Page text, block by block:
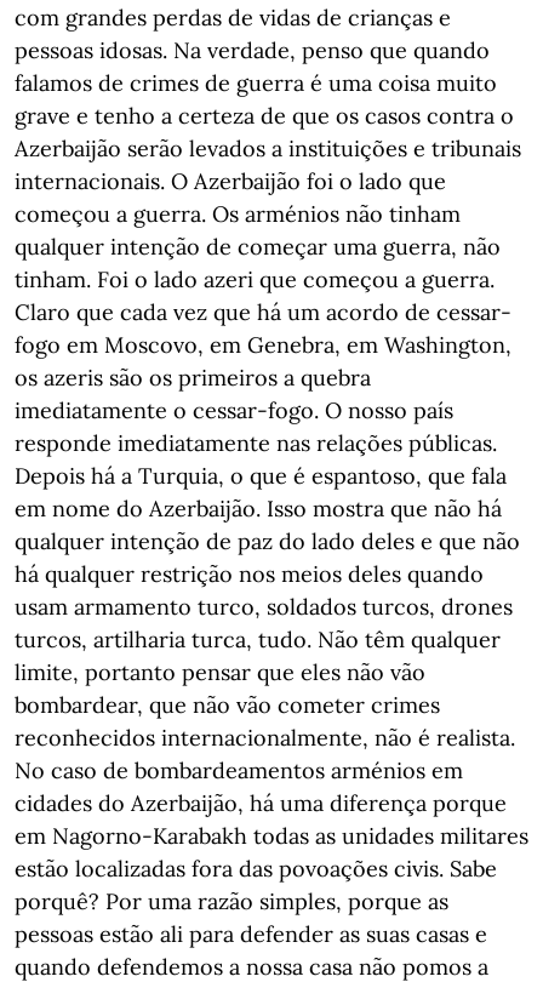
com grandes perdas de vidas de crianças e
pessoas idosas. Na verdade, penso que quando
falamos de crimes de guerra é uma coisa muito
grave e tenho a certeza de que os casos contra o
Azerbaijão serão levados a instituições e tribunais
internacionais. O Azerbaijão foi o lado que
começou a guerra. Os arménios não tinham
qualquer intenção de começar uma guerra, não
tinham. Foi o lado azeri que começou a guerra.
Claro que cada vez que há um acordo de cessar-
fogo em Moscovo, em Genebra, em Washington,
os azeris são os primeiros a quebra
imediatamente o cessar-fogo. O nosso país
responde imediatamente nas relações públicas.
Depois há a Turquia, o que é espantoso, que fala
em nome do Azerbaijão. Isso mostra que não há
qualquer intenção de paz do lado deles e que não
há qualquer restrição nos meios deles quando
usam armamento turco, soldados turcos, drones
turcos, artilharia turca, tudo. Não têm qualquer
limite, portanto pensar que eles não vão
bombardear, que não vão cometer crimes
reconhecidos internacionalmente, não é realista.
No caso de bombardeamentos arménios em
cidades do Azerbaijão, há uma diferença porque
em Nagorno-Karabakh todas as unidades militares
estão localizadas fora das povoações civis. Sabe
porquê? Por uma razão simples, porque as
pessoas estão ali para defender as suas casas e
quando defendemos a nossa casa não pomos a